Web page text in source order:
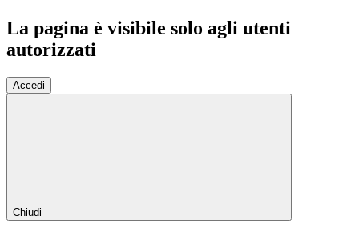
La pagina è visibile solo agli utenti
autorizzati
Accedi
Chiudi